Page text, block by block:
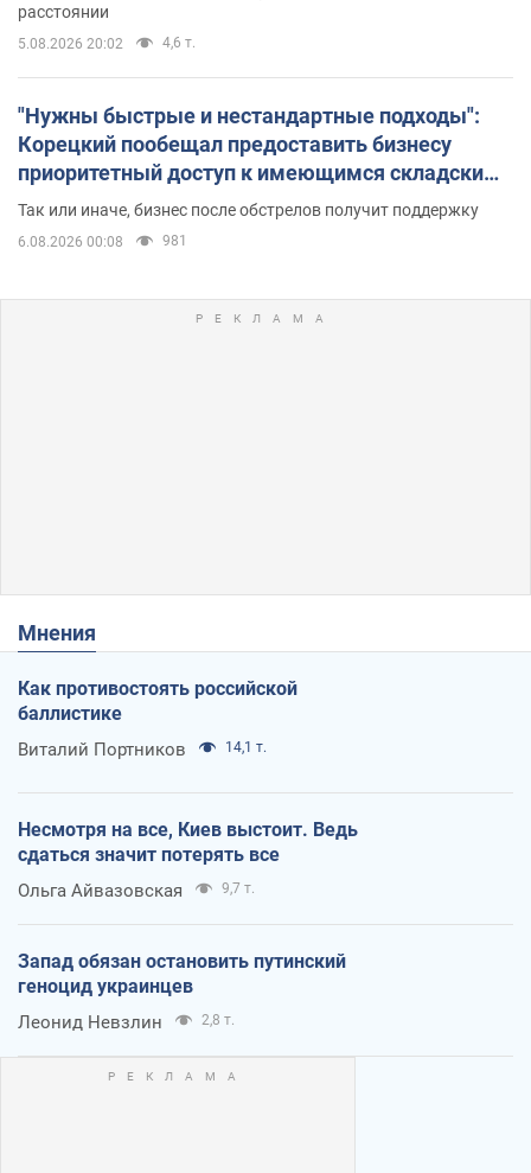
расстоянии
5.08.2026 20:02 4,6 т.
"Нужны быстрые и нестандартные подходы":
Корецкий пообещал предоставить бизнесу
приоритетный доступ к имеющимся складским
помещениям
Так или иначе, бизнес после обстрелов получит поддержку
6.08.2026 00:08 981
Мнения
Как противостоять российской
баллистике
Виталий Портников 14,1 т.
Несмотря на все, Киев выстоит. Ведь
сдаться значит потерять все
Ольга Айвазовская 9,7 т.
Запад обязан остановить путинский
геноцид украинцев
Леонид Невзлин 2,8 т.